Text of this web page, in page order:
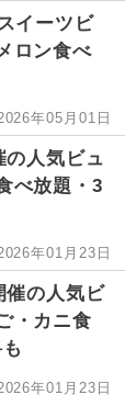
イーツビ
ロン食べ
年05月01日
の人気ビュ
べ放題・3
年01月23日
催の人気ビ
・カニ食
年01月23日